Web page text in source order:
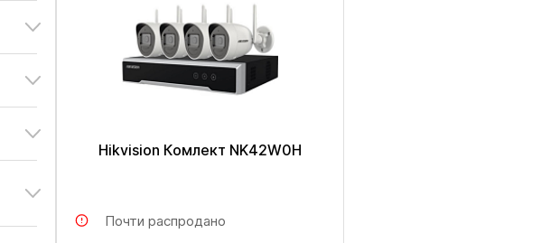
Hikvision Комлект NK42W0H
Почти распродано